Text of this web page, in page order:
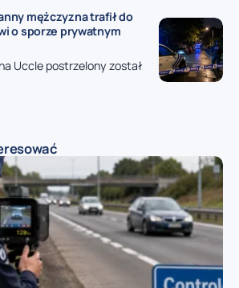
mężczyzna trafił do
o sporze prywatnym
Uccle postrzelony został